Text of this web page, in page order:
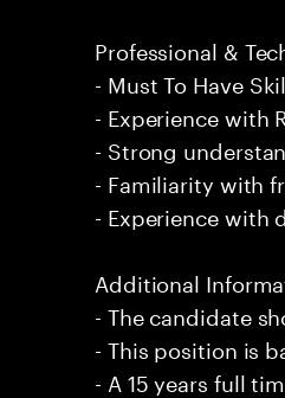
Professional &
- Must To Have
- Experience with
- Strong
- Familiarity with
- Experience with
Additional
- The candidate
- This position is
- A 15 years full